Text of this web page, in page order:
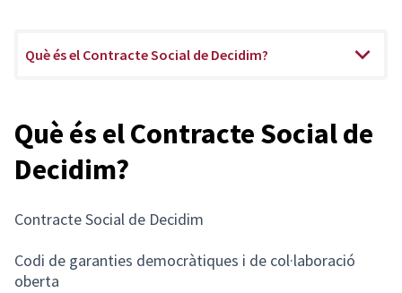
Què és el Contracte Social de Decidim?
Què és el Contracte Social de
Decidim?
Contracte Social de Decidim
Codi de garanties democràtiques i de col·laboració
oberta